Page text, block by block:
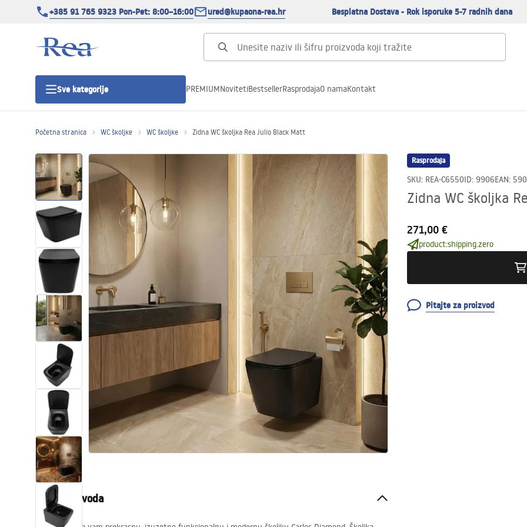
+385 91 765 9323 Pon-Pet: 8:00–16:00 ured@kupaona-rea.hr Besplatna Dostava - Rok isporuke 5-7 radnih dana
Sve kategorije
Tuš vrata
Tuš kade
Tuš Kanalice
WC školjke
Umivaonici
Kade i paravani
Miješalice, pipe, slavine
Tuševi
Kuhinja
Pribor i kupaonski namještaj
PREMIUMNovitetiBestsellerRasprodajaO namaKontakt
Početna stranica WC školjke WC školjke Zidna WC školjka Rea Julio Black Matt
Rasprodaja
SKU: REA-C6550ID: 9906EAN:
Zidna WC školjka
271,00 €
product:shipping.zero
Pitajte za proizvod
Opis proizvoda